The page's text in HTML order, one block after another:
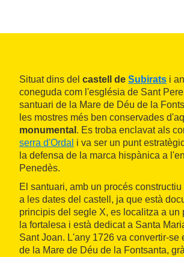
Situat dins del castell de Subirats i
coneguda com l'església de Sant
santuari de la Mare de Déu de la
les mostres més ben conservades
monumental . Es troba enclavat als
serra d'Ordal i va ser un punt
la defensa de la marca hispànica a
Penedès.
El santuari, amb un procés
a les dates del castell, ja que està
principis del segle X, es localitza a un
la fortalesa i està dedicat a Santa
Sant Joan. L'any 1726 va convertir-se
de la Mare de Déu de la Fontsanta,